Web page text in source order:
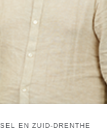
EN ZUID-DRENTHE